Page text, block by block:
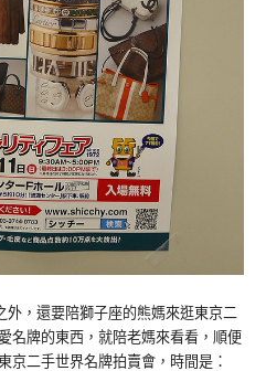
，還要陪獅子座的熊媽來逛東京二
名牌的東西，就陪老媽來看看，順便
京二手世界名牌拍賣會，時間是：